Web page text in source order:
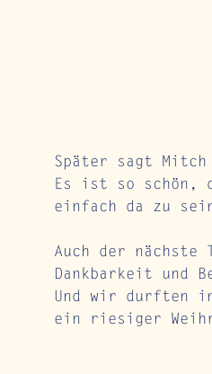
Später sagt
Es ist so schön,
einfach da zu
Auch der
Dankbarkeit und
Und wir durften
ein riesiger